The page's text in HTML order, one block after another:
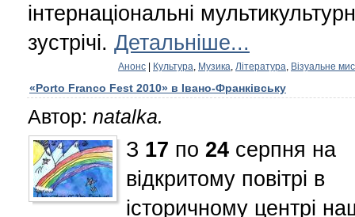
інтернаціональні
зустрічі. Детальніше...
Анонс Культура, Музика, Література, Візуальне
«Porto Franco Fest 2010» в Івано-Франківську
Автор: natalka.
З 17 по 24 серпня на
відкритому повітрі в
історичному центрі